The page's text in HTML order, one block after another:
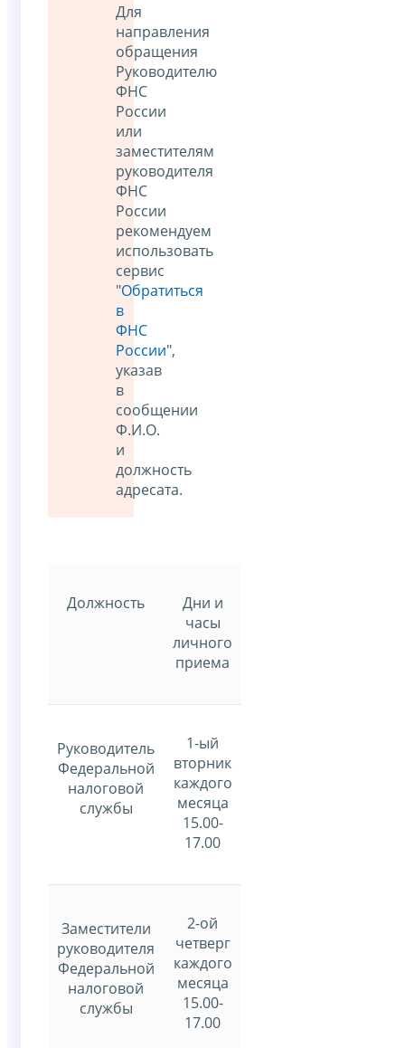
Для
направления
обращения
Руководителю
ФНС
России
или
заместителям
руководителя
ФНС
России
рекомендуем
использовать
сервис
"Обратиться
в
ФНС
России",
указав
в
сообщении
Ф.И.О.
и
должность
адресата.
Должность
Дни и
часы
личного
приема
Руководитель
Федеральной
налоговой
службы
1-ый
вторник
каждого
месяца
15.00-
17.00
Заместители
руководителя
Федеральной
налоговой
службы
2-ой
четверг
каждого
месяца
15.00-
17.00